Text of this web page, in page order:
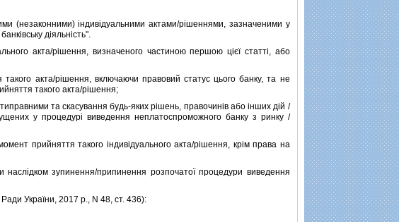
(незаконними) iндивiдуальними актами/рiшеннями, зазначеними у
дiяльнiсть".
акта/рiшення, визначеного частиною першою цiєї статтi, або
акта/рiшення, включаючи правовий статус цього банку, та не
такого акта/рiшення;
та скасування будь-яких рiшень, правочинiв або iнших дiй /
у процедурi виведення неплатоспроможного банку з ринку /
прийняття такого iндивiдуального акта/рiшення, крiм права на
зупинення/припинення розпочатої процедури виведення
України, 2017 р., N 48, ст. 436):